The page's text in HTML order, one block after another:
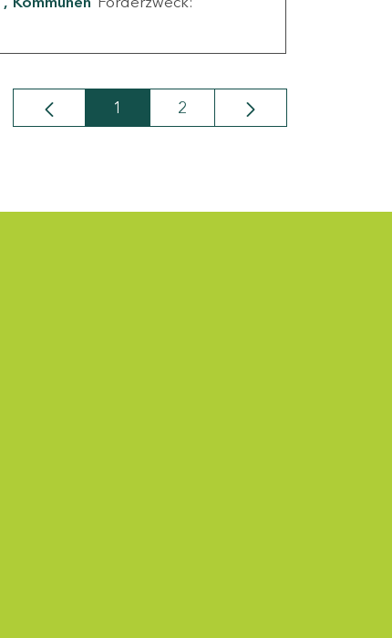
Seite
1 Seite
2